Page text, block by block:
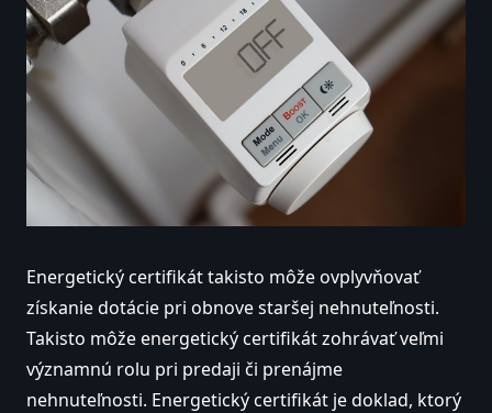
Energetický certifikát takisto môže ovplyvňovať
získanie dotácie pri obnove staršej nehnuteľnosti.
Takisto môže energetický certifikát zohrávať veľmi
významnú rolu pri predaji či prenájme
nehnuteľnosti. Energetický certifikát je doklad, ktorý